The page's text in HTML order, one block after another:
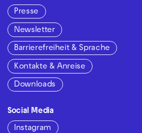
Presse
Newsletter
Barrierefreiheit & Sprache
Kontakte & Anreise
Downloads
Social Media
Instagram